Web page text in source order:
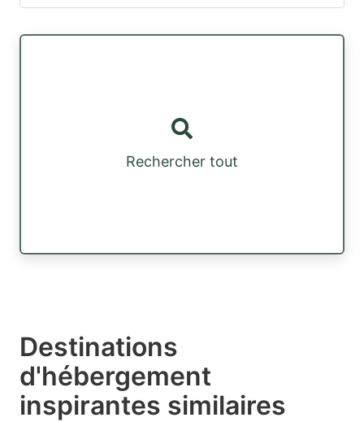
Rechercher tout
Destinations
d'hébergement
inspirantes similaires